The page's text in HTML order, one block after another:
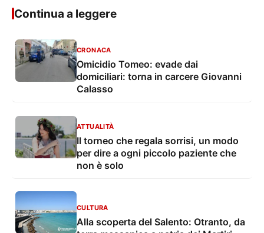
Continua a leggere
CRONACA
Omicidio Tomeo: evade dai
domiciliari: torna in carcere Giovanni
Calasso
ATTUALITÀ
Il torneo che regala sorrisi, un modo
per dire a ogni piccolo paziente che
non è solo
CULTURA
Alla scoperta del Salento: Otranto, da